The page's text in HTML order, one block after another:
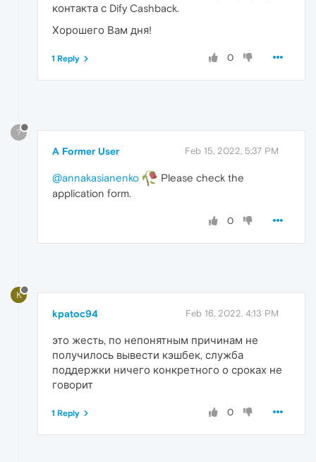
контакта с Dify Cashback.
Хорошего Вам дня!
0
1 Reply
?
A Former User Feb 15, 2022, 5:37 PM
@annakasianenko
Please check the
application form.
0
K
kpatoc94 Feb 16, 2022, 4:13 PM
это жесть, по непонятным причинам не
получилось вывести кэшбек, служба
поддержки ничего конкретного о сроках не
говорит
0
1 Reply